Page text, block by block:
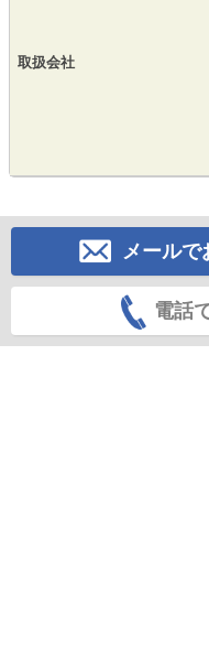
取扱会社
メールで
電話